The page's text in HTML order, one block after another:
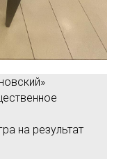
на результат